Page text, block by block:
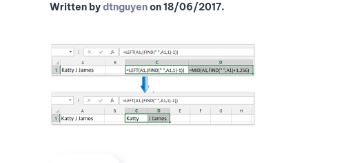
Written bydtnguyenon18/06/2017.